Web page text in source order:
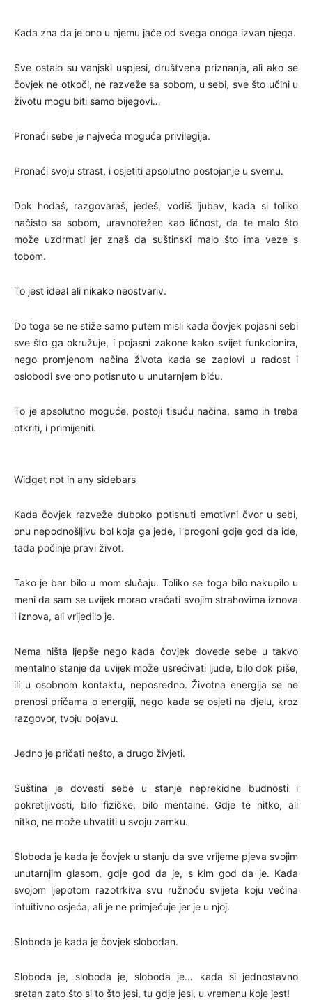
Kada zna da je ono u njemu jače od svega onoga izvan njega.
Sve ostalo su vanjski uspjesi, društvena priznanja, ali ako se
čovjek ne otkoči, ne razveže sa sobom, u sebi, sve što učini u
životu mogu biti samo bijegovi…
Pronaći sebe je najveća moguća privilegija.
Pronaći svoju strast, i osjetiti apsolutno postojanje u svemu.
Dok hodaš, razgovaraš, jedeš, vodiš ljubav, kada si toliko
načisto sa sobom, uravnotežen kao ličnost, da te malo što
može uzdrmati jer znaš da suštinski malo što ima veze s
tobom.
To jest ideal ali nikako neostvariv.
Do toga se ne stiže samo putem misli kada čovjek pojasni sebi
sve što ga okružuje, i pojasni zakone kako svijet funkcionira,
nego promjenom načina života kada se zaplovi u radost i
oslobodi sve ono potisnuto u unutarnjem biću.
To je apsolutno moguće, postoji tisuću načina, samo ih treba
otkriti, i primijeniti.
Widget not in any sidebars
Kada čovjek razveže duboko potisnuti emotivni čvor u sebi,
onu nepodnošljivu bol koja ga jede, i progoni gdje god da ide,
tada počinje pravi život.
Tako je bar bilo u mom slučaju. Toliko se toga bilo nakupilo u
meni da sam se uvijek morao vraćati svojim strahovima iznova
i iznova, ali vrijedilo je.
Nema ništa ljepše nego kada čovjek dovede sebe u takvo
mentalno stanje da uvijek može usrećivati ljude, bilo dok piše,
ili u osobnom kontaktu, neposredno. Životna energija se ne
prenosi pričama o energiji, nego kada se osjeti na djelu, kroz
razgovor, tvoju pojavu.
Jedno je pričati nešto, a drugo živjeti.
Suština je dovesti sebe u stanje neprekidne budnosti i
pokretljivosti, bilo fizičke, bilo mentalne. Gdje te nitko, ali
nitko, ne može uhvatiti u svoju zamku.
Sloboda je kada je čovjek u stanju da sve vrijeme pjeva svojim
unutarnjim glasom, gdje god da je, s kim god da je. Kada
svojom ljepotom razotrkiva svu ružnoću svijeta koju većina
intuitivno osjeća, ali je ne primjećuje jer je u njoj.
Sloboda je kada je čovjek slobodan.
Sloboda je, sloboda je, sloboda je… kada si jednostavno
sretan zato što si to što jesi, tu gdje jesi, u vremenu koje jest!